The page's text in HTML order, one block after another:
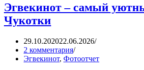
Эгвекинот – самый
Чукотки
29.10.202022.06.2026
2 комментария
Эгвекинот, Фотоотчет